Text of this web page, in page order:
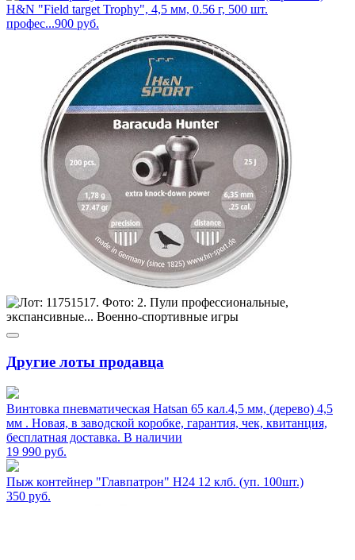
H&N "Field target Trophy", 4,5 мм, 0.56 г, 500 шт.
профес...900 руб.
Другие лоты продавца
Винтовка пневматическая Hatsan 65 кал.4,5 мм, (дерево) 4,5
мм . Новая, в заводской коробке, гарантия, чек, квитанция,
бесплатная доставка. В наличии
19 990 руб.
Пыж контейнер "Главпатрон" H24 12 клб. (уп. 100шт.)
350 руб.